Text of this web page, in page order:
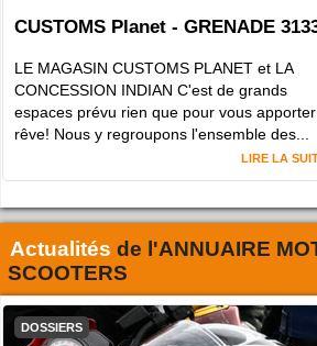
CUSTOMS Planet - GRENADE
LE MAGASIN CUSTOMS PLANET et LA
CONCESSION INDIAN C'est de grands
espaces prévu rien que pour vous
rêve! Nous y regroupons l'ensemble des...
LIRE LA
Actualités de l'ANNUAIRE
SCOOTERS
DOSSIERS